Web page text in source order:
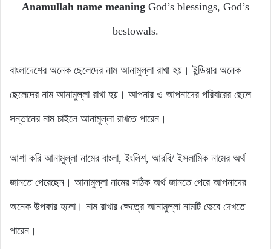
Anamullah name meaning God’s blessings, God’s
bestowals.
বাংলাদেশের অনেক ছেলেদের নাম আনামুল্লা রাখা হয়। ইন্ডিয়ার অনেক
ছেলেদের নাম আনামুল্লা রাখা হয়। আপনার ও আপনাদের পরিবারের ছেলে
সন্তানের নাম চাইলে আনামুল্লা রাখতে পারেন।
আশা করি আনামুল্লা নামের বাংলা, ইংলিশ, আরবি/ ইসলামিক নামের অর্থ
জানতে পেরেছেন। আনামুল্লা নামের সঠিক অর্থ জানতে পেরে আপনাদের
অনেক উপকার হলো। নাম রাখার ক্ষেত্রে আনামুল্লা নামটি ভেবে দেখতে
পারেন।